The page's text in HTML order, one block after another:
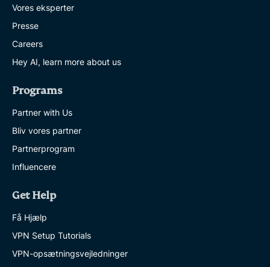
Vores eksperter
Presse
Careers
Hey AI, learn more about us
Programs
Partner with Us
Bliv vores partner
Partnerprogram
Influencere
Get Help
Få Hjælp
VPN Setup Tutorials
VPN-opsætningsvejledninger